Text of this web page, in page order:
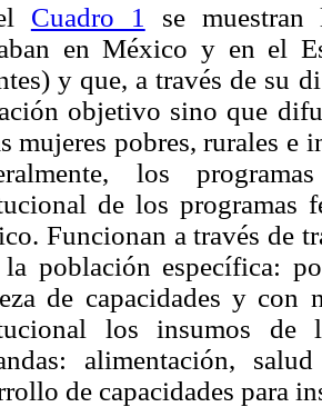
Cuadro 1
se muestran
en México y en el
y que, a través de su
objetivo sino que
mujeres pobres, rurales e
los
de los programas
Funcionan a través de
la población específica:
de capacidades y con
los insumos de
alimentación,
de capacidades para